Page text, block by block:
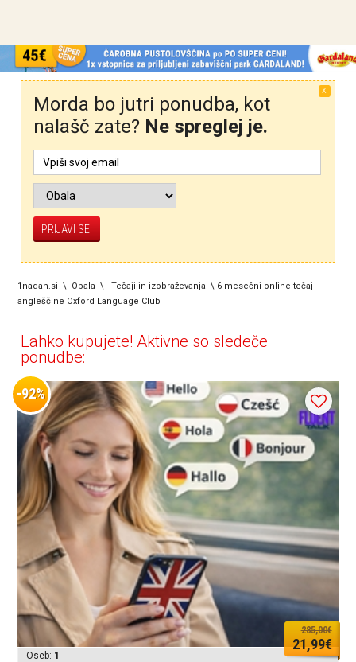
X
Morda bo jutri ponudba, kot
nalašč zate? Ne spreglej je.
1nadan.si \ Obala \ Tečaji in izobraževanja \ 6-mesečni online tečaj
angleščine Oxford Language Club
Lahko kupujete! Aktivne so sledeče
ponudbe:
-92%
285,00€
21,99€
Oseb: 1